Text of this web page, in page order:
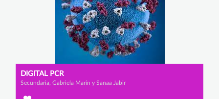
DIGITAL PCR
Secundaria, Gabriela Marín y Sanaa Jabir